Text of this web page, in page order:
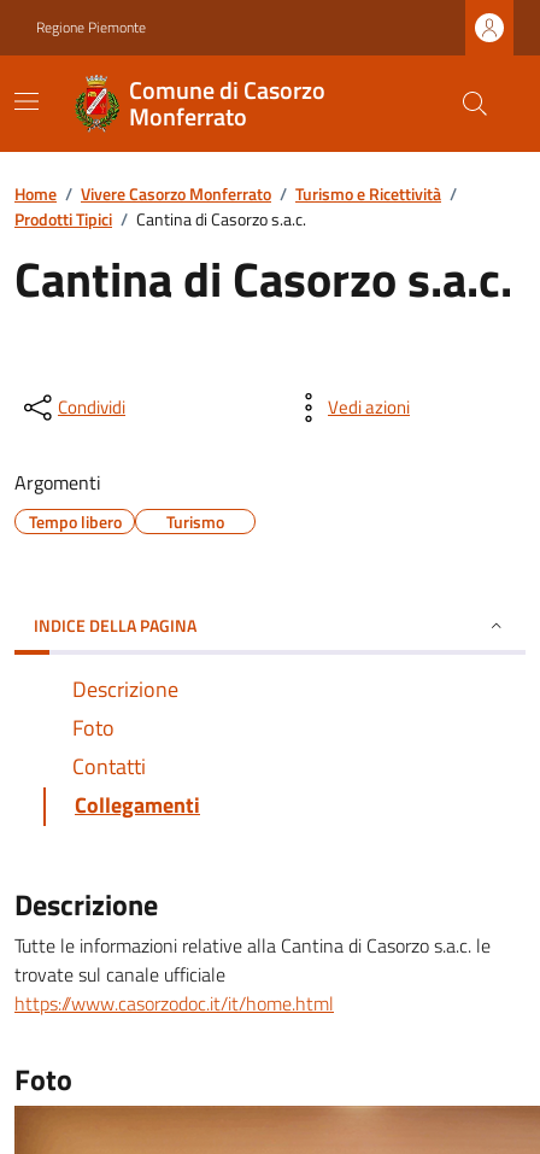
Regione Piemonte
Comune di Casorzo
Monferrato
Home / Vivere Casorzo Monferrato / Turismo e Ricettività /
Prodotti Tipici / Cantina di Casorzo s.a.c.
Cantina di Casorzo s.a.c.
Condividi Vedi azioni
Argomenti
Tempo libero Turismo
INDICE DELLA PAGINA
Descrizione
Foto
Contatti
Collegamenti
Descrizione
Tutte le informazioni relative alla Cantina di Casorzo s.a.c. le
trovate sul canale ufficiale
https://www.casorzodoc.it/it/home.html
Foto